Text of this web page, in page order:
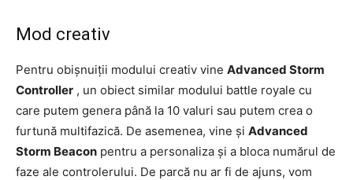
Mod creativ
Pentru obișnuiții modului creativ vine Advanced Storm
Controller , un obiect similar modului battle royale cu
care putem genera până la 10 valuri sau putem crea o
furtună multifazică. De asemenea, vine și Advanced
Storm Beacon pentru a personaliza și a bloca numărul de
faze ale controlerului. De parcă nu ar fi de ajuns, vom